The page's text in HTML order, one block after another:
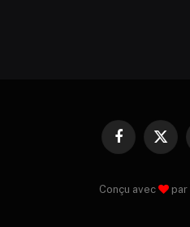
Facebook
X
Conçu avec par